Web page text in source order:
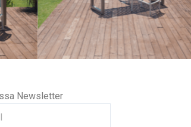
Newsletter